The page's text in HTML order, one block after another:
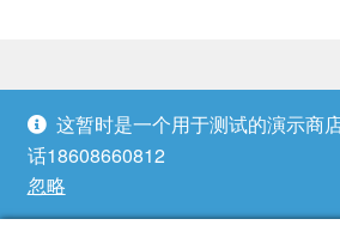
这暂时是一个用于测试的演示商
话18608660812
忽略
© 泡泡堂精酿 2026
隐私政策 Built with WooCommerce